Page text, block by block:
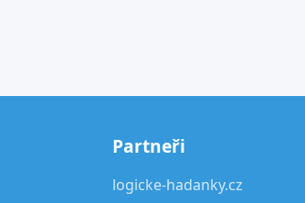
Partneři
logicke-hadanky.cz